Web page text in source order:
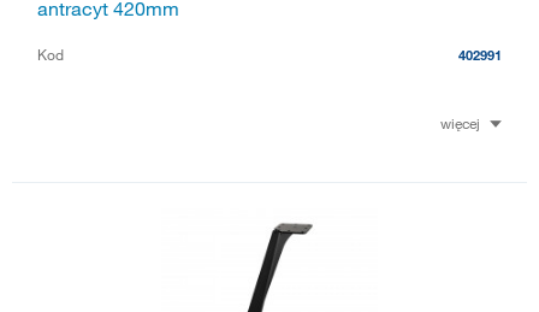
antracyt 420mm
Kod 402991
więcej